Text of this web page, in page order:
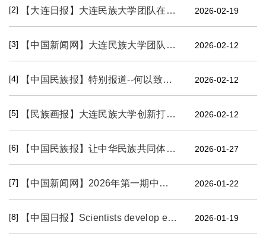
[2] 【大连日报】大连民族大学团队在稀土上转换发光动态调控领域取得重要进展 2026-02-19
[3] 【中国新闻网】大连民族大学团队在稀土上转换发光动态调控领域取得重要进展 2026-02-12
[4] 【中国民族报】特别报道--何以致敬？平凡亦不凡 2026-02-12
[5] 【民族画报】大连民族大学创新打造中华民族共同体文化体验项目辽宁体验区 2026-02-12
[6] 【中国民族报】让中华民族共同体的故事可感可亲、深入人心 2026-01-27
[7] 【中国新闻网】2026年第一期中华民族共同体文化体验项目在北京开展 2026-01-22
[8] 【中国日报】Scientists develop eco-friendly pigments 2026-01-19